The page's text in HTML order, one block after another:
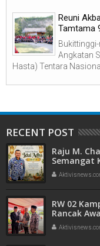
Reuni
Tamtama
Angkatan
Hasta) Tentara
RECENT POST
Raju M.
Semangat
RW 02
Rancak